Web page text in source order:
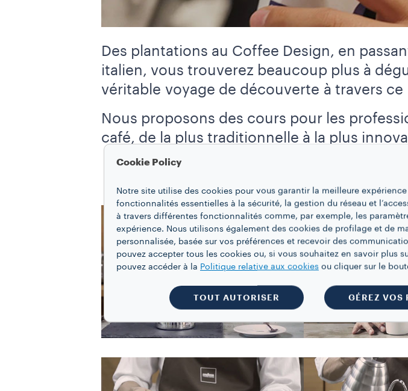
Des plantations au Coffee Design, en
italien, vous trouverez beaucoup plus à
véritable voyage de découverte à travers
Nous proposons des cours pour les
café, de la plus traditionnelle à la plus
Cookie Policy
Notre site utilise des cookies pour vous garantir la meilleure
fonctionnalités essentielles à la sécurité, la gestion du réseau et
à travers différentes fonctionnalités comme, par exemple, les
expérience. Nous utilisons également des cookies de profilage et de
personnalisée, basée sur vos préférences et recevoir des
pouvez accepter tous les cookies ou, si vous souhaitez en savoir plus
pouvez accéder à la Politique relative aux cookies ou cliquer sur le
TOUT AUTORISER GÉREZ VOS